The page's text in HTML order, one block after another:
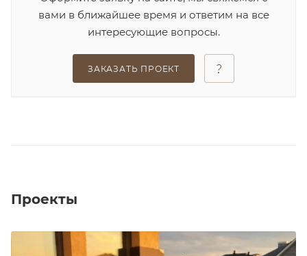
вами в ближайшее время и ответим на все
интересующие вопросы.
ЗАКАЗАТЬ ПРОЕКТ
Проекты